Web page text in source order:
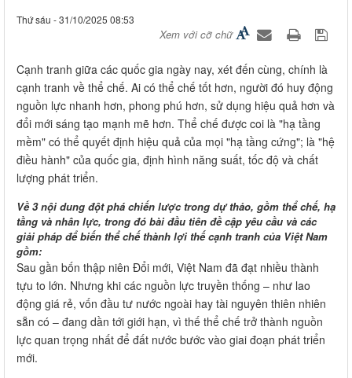
Thứ sáu - 31/10/2025 08:53
Xem với cỡ chữ
Cạnh tranh giữa các quốc gia ngày nay, xét đến cùng, chính là
cạnh tranh về thể chế. Ai có thể chế tốt hơn, người đó huy động
nguồn lực nhanh hơn, phong phú hơn, sử dụng hiệu quả hơn và
đổi mới sáng tạo mạnh mẽ hơn. Thể chế được coi là "hạ tầng
mềm" có thể quyết định hiệu quả của mọi "hạ tầng cứng"; là "hệ
điều hành" của quốc gia, định hình năng suất, tốc độ và chất
lượng phát triển.
Về 3 nội dung đột phá chiến lược trong dự thảo, gồm thể chế, hạ
tầng và nhân lực, trong đó bài đầu tiên đề cập yêu cầu và các
giải pháp để biến thể chế thành lợi thế cạnh tranh của Việt Nam
gồm:
Sau gần bốn thập niên Đổi mới, Việt Nam đã đạt nhiều thành
tựu to lớn. Nhưng khi các nguồn lực truyền thống – như lao
động giá rẻ, vốn đầu tư nước ngoài hay tài nguyên thiên nhiên
sẵn có – đang dần tới giới hạn, vì thế thể chế trở thành nguồn
lực quan trọng nhất để đất nước bước vào giai đoạn phát triển
mới.